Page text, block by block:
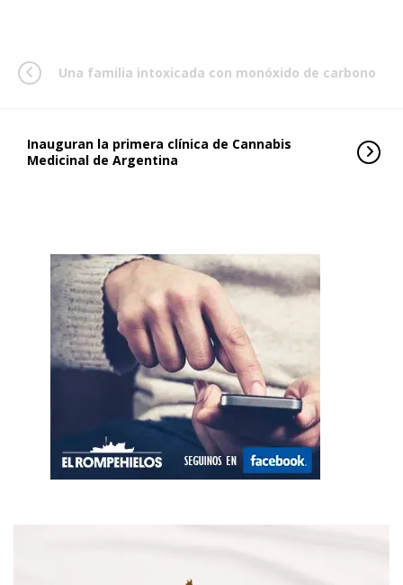
Una familia intoxicada con monóxido de carbono
Inauguran la primera clínica de Cannabis
Medicinal de Argentina